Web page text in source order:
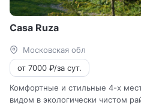
Casa Ruza
Московская обл
от 7000 ₽/за сут.
Комфортные и стильные 4-х
видом в экологически чистом